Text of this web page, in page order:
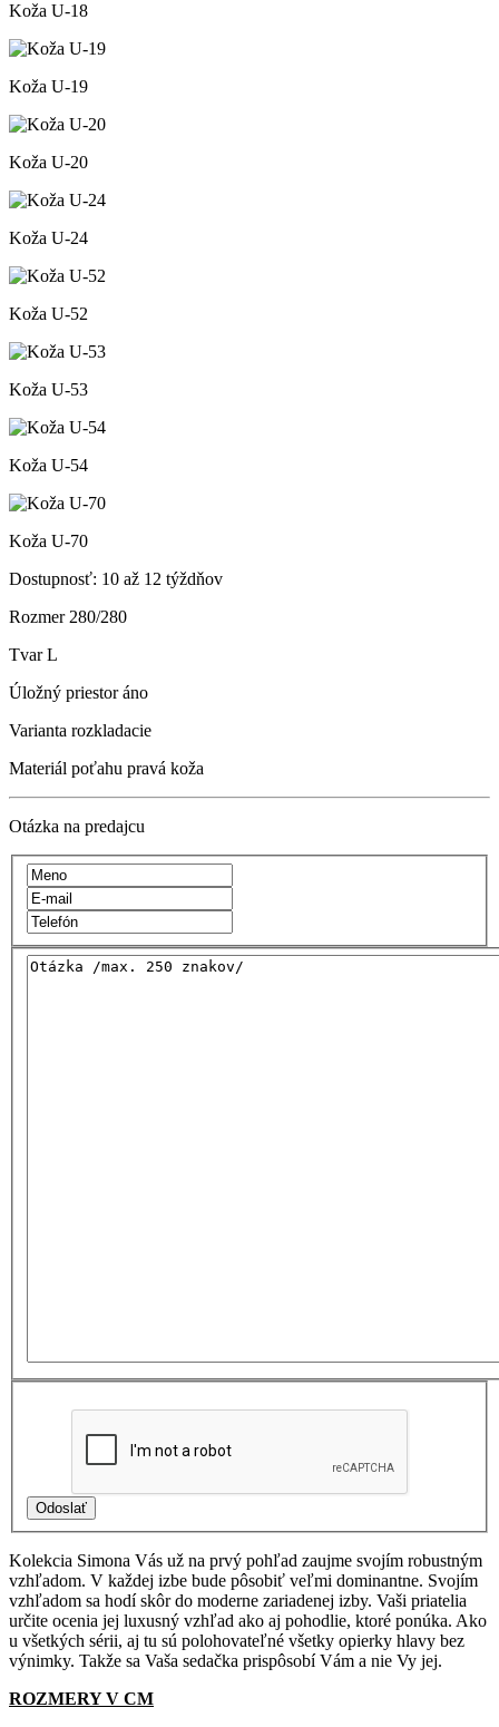
Koža U-18
Koža U-19
Koža U-20
Koža U-24
Koža U-52
Koža U-53
Koža U-54
Koža U-70
Dostupnosť: 10 až 12 týždňov
Rozmer 280/280
TvarL
Úložný priestoráno
Varianta rozkladacie
Materiál poťahu pravá koža
Otázka na predajcu
Kolekcia Simona Vás už na prvý pohľad zaujme svojím robustným
vzhľadom. V každej izbe bude pôsobiť veľmi dominantne. Svojím
vzhľadom sa hodí skôr do moderne zariadenej izby. Vaši priatelia
určite ocenia jej luxusný vzhľad ako aj pohodlie, ktoré ponúka. Ako
u všetkých sérii, aj tu sú polohovateľné všetky opierky hlavy bez
výnimky. Takže sa Vaša sedačka prispôsobí Vám a nie Vy jej.
ROZMERY V CM